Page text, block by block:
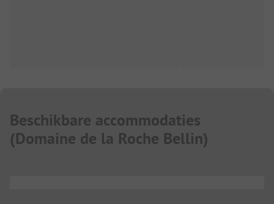
Beschikbare accommodaties
(Domaine de la Roche Bellin)